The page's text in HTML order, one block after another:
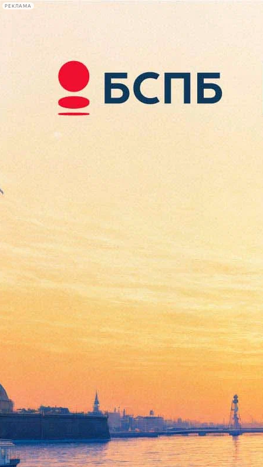
РЕКЛАМА
Сегодня:
2026.08.09
14:36
Афиша Plus